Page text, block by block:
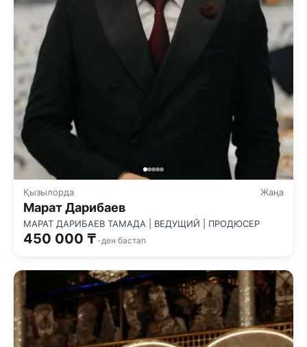
Қызылорда Жаңа
Марат Дарибаев
МАРАТ ДАРИБАЕВ ТАМАДА | ВЕДУЩИЙ | ПРОДЮСЕР
450 000 ₸ -ден бастап